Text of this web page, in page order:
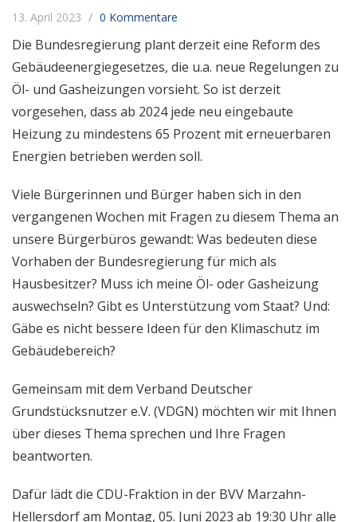
13. April 2023 0 Kommentare
Die Bundesregierung plant derzeit eine Reform des
Gebäudeenergiegesetzes, die u.a. neue Regelungen zu
Öl- und Gasheizungen vorsieht. So ist derzeit
vorgesehen, dass ab 2024 jede neu eingebaute
Heizung zu mindestens 65 Prozent mit erneuerbaren
Energien betrieben werden soll.
Viele Bürgerinnen und Bürger haben sich in den
vergangenen Wochen mit Fragen zu diesem Thema an
unsere Bürgerbüros gewandt: Was bedeuten diese
Vorhaben der Bundesregierung für mich als
Hausbesitzer? Muss ich meine Öl- oder Gasheizung
auswechseln? Gibt es Unterstützung vom Staat? Und:
Gäbe es nicht bessere Ideen für den Klimaschutz im
Gebäudebereich?
Gemeinsam mit dem Verband Deutscher
Grundstücksnutzer e.V. (VDGN) möchten wir mit Ihnen
über dieses Thema sprechen und Ihre Fragen
beantworten.
Dafür lädt die CDU-Fraktion in der BVV Marzahn-
Hellersdorf am Montag, 05. Juni 2023 ab 19:30 Uhr alle